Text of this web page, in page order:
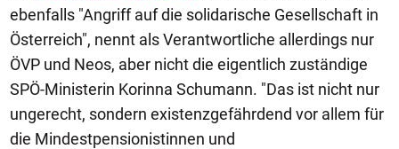
ebenfalls "Angriff auf die solidarische Gesellschaft in
Österreich", nennt als Verantwortliche allerdings nur
ÖVP und Neos, aber nicht die eigentlich zuständige
SPÖ-Ministerin Korinna Schumann. "Das ist nicht nur
ungerecht, sondern existenzgefährdend vor allem für
die Mindestpensionistinnen und